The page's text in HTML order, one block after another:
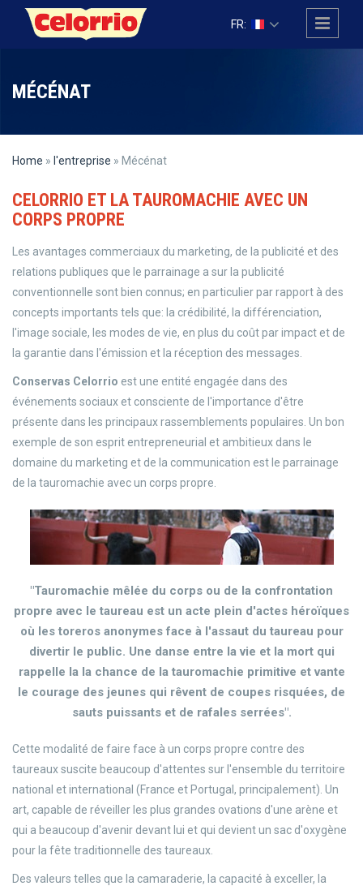
Skip to main content
FR:
MÉCÉNAT
Home » l'entreprise » Mécénat
CELORRIO ET LA TAUROMACHIE AVEC UN
CORPS PROPRE
Les avantages commerciaux du marketing, de la publicité et des
relations publiques que le parrainage a sur la publicité
conventionnelle sont bien connus; en particulier par rapport à des
concepts importants tels que: la crédibilité, la différenciation,
l'image sociale, les modes de vie, en plus du coût par impact et de
la garantie dans l'émission et la réception des messages.
Conservas Celorrio est une entité engagée dans des
événements sociaux et consciente de l'importance d'être
présente dans les principaux rassemblements populaires. Un bon
exemple de son esprit entrepreneurial et ambitieux dans le
domaine du marketing et de la communication est le parrainage
de la tauromachie avec un corps propre.
"Tauromachie mêlée du corps ou de la confrontation
propre avec le taureau est un acte plein d'actes héroïques
où les toreros anonymes face à l'assaut du taureau pour
divertir le public. Une danse entre la vie et la mort qui
rappelle la la chance de la tauromachie primitive et vante
le courage des jeunes qui rêvent de coupes risquées, de
sauts puissants et de rafales serrées".
Cette modalité de faire face à un corps propre contre des
taureaux suscite beaucoup d'attentes sur l'ensemble du territoire
national et international (France et Portugal, principalement). Un
art, capable de réveiller les plus grandes ovations d'une arène et
qui a beaucoup d'avenir devant lui et qui devient un sac d'oxygène
pour la fête traditionnelle des taureaux.
Des valeurs telles que la camaraderie, la capacité à exceller, la